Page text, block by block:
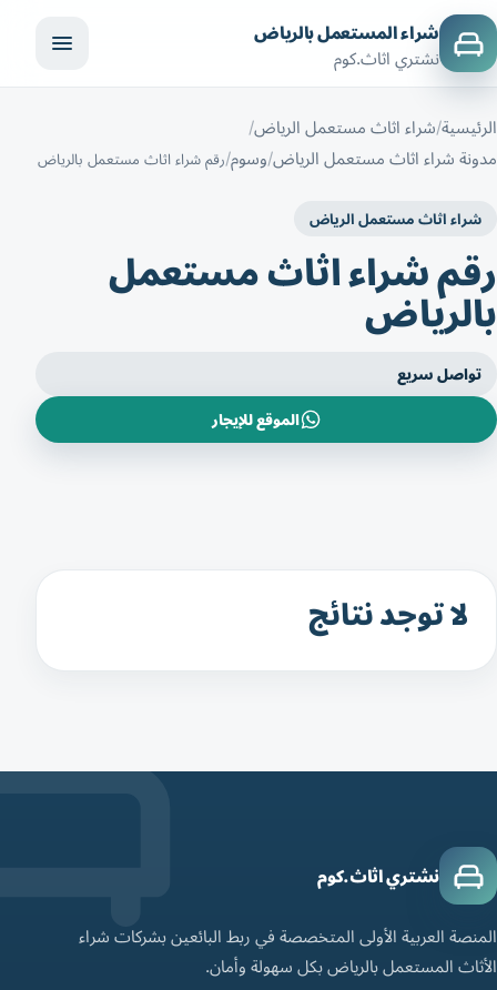
شراء المستعمل بالرياض
نشتري اثاث.كوم
الرئيسية شراء اثاث مستعمل الرياض
مدونة شراء اثاث مستعمل الرياض وسوم رقم شراء اثاث مستعمل بالرياض
شراء اثاث مستعمل الرياض
رقم شراء اثاث مستعمل
بالرياض
تواصل سريع
الموقع للإيجار
لا توجد نتائج
نشتري اثاث.كوم
المنصة العربية الأولى المتخصصة في ربط البائعين بشركات شراء
الأثاث المستعمل بالرياض بكل سهولة وأمان.